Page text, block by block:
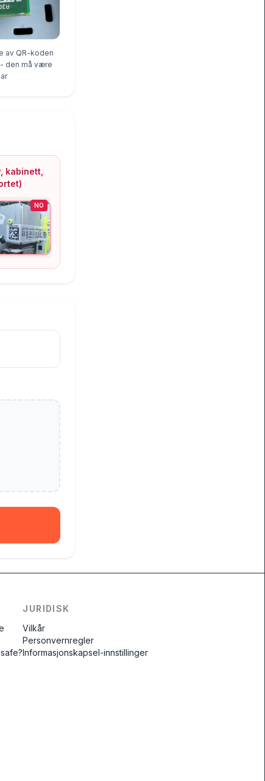
av QR-koden
den må være
kabinett,
NO
JURIDISK
Vilkår
Personvernregler
Informasjonskapsel-innstillinger